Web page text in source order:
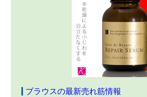
ブラウスの最新売れ筋情報